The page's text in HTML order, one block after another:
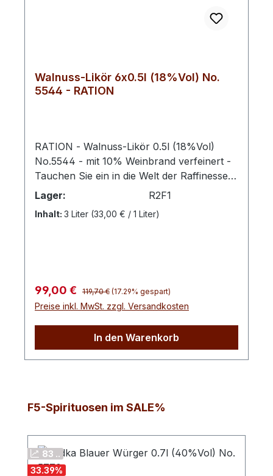
Walnuss-Likör 6x0.5l (18%Vol) No.
5544 - RATION
RATION - Walnuss-Likör 0.5l (18%Vol)
No.5544 - mit 10% Weinbrand verfeinert -
Tauchen Sie ein in die Welt der Raffinesse
und des Luxus mit unserem exklusiven
Weinbrand-veredelten Walnuss-Likör. Diese
erlesene Kreation vereint die delikate Süße
Noten von Walnuss mit den typischen
Weinbrandaromen von dunklen
Lager: R2F1
Inhalt: 3 Liter (33,00 € / 1 Liter)
Verkaufspreis:
99,00 € Regulärer Preis:
119,70 € (17.29% gespart)
Preise inkl. MwSt. zzgl. Versandkosten
In den Warenkorb
Produktgalerie überspringen
F5-Spirituosen im SALE%
83 ..
33.39%